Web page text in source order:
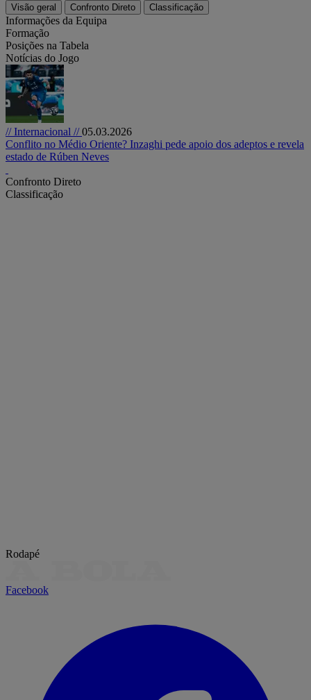
Visão geral Confronto Direto Classificação
Informações da Equipa
Formação
Posições na Tabela
Notícias do Jogo
// Internacional //05.03.2026
Conflito no Médio Oriente? Inzaghi pede apoio dos adeptos e revela
estado de Rúben Neves
Confronto Direto
Classificação
Rodapé
Facebook